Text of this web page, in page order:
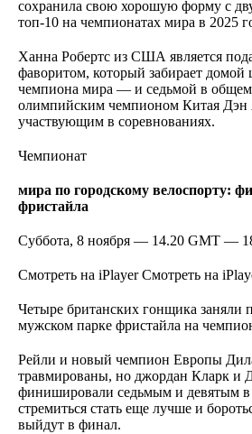
сохранила свою хорошую форму с
топ-10 на чемпионатах мира в 2025
Ханна Робертс из США является
фаворитом, который забирает домой
чемпиона мира — и седьмой в общем
олимпийским чемпионом Китая Дэн
участвующим в соревнованиях.
Чемпионат
мира по городскому велоспорту:
фристайла
Суббота, 8 ноября — 14.20 GMT —
Смотреть на iPlayer Смотреть на
Четыре британских гонщика заняли
мужском парке фристайла на
Рейли и новый чемпион Европы
травмированы, но джордан Кларк и
финишировали седьмым и девятым
стремиться стать еще лучше и
выйдут в финал.